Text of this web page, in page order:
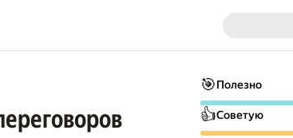
🎯Полезно
👍Советую